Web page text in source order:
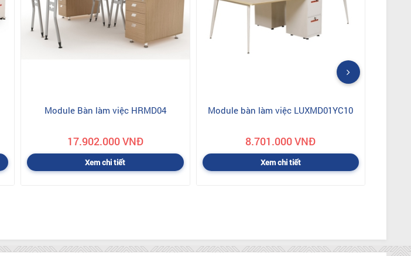
Module Bàn làm việc HRMD04
17.902.000 VNĐ
Xem chi tiết
Module bàn làm việc LUXMD01YC10
8.701.000 VNĐ
Xem chi tiết